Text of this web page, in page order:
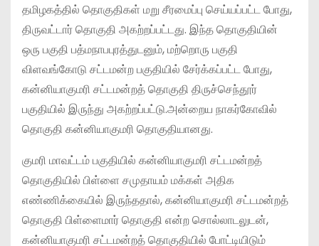
தமிழகத்தில் தொகுதிகள் மறு சீரமைப்பு செய்யப்பட்ட போது,
திருவட்டார் தொகுதி அகற்றப்பட்டது. இந்த தொகுதியின்
ஒரு பகுதி பத்மநாபபுரத்துடனும், மற்றொரு பகுதி
விளவங்கோடு சட்டமன்ற பகுதியில் சேர்க்கப்பட்ட போது,
கன்னியாகுமரி சட்டமன்றத் தொகுதி திருச்செந்தூர்
பகுதியில் இருந்து அகற்றப்பட்டு.அன்றைய நாகர்கோவில்
தொகுதி கன்னியாகுமரி தொகுதியானது.
குமரி மாவட்டம் பகுதியில் கன்னியாகுமரி சட்டமன்றத்
தொகுதியில் பிள்ளை சமுதாயம் மக்கள் அதிக
எண்ணிக்கையில் இருந்ததால், கன்னியாகுமரி சட்டமன்றத்
தொகுதி பிள்ளைமார் தொகுதி என்ற சொல்லாடலுடன்,
கன்னியாகுமரி சட்டமன்றத் தொகுதியில் போட்டியிடும்